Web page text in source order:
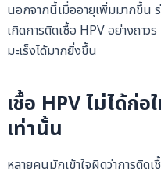
นอกจากนี้เมื่ออายุเพิ่มมากขึ้น
เกิดการติดเชื้อ HPV อย่างถาว
มะเร็งได้มากยิ่งขึ้น
เชื้อ HPV ไม่ได้ก่อ
เท่านั้น
หลายคนมักเข้าใจผิดว่าการติดเ